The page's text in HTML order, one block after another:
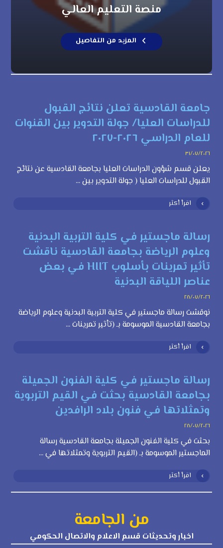
منصة التعليم العالي
المزيد من التفاصيل
جامعة القادسية تعلن نتائج القبول
للدراسات العليا/ جولة التدوير بين القنوات
للعام الدراسي ٢٠٢٦-٢٠٢٧
٣١/٠٧/٢٠٢٦
يعلن قسم شؤون الدراسات العليا بجامعة القادسية عن نتائج
القبول للدراسات العليا ( جولة التدوير بين ...
اقرأ أكثر
رسالة ماجستير في كلية التربية البدنية
وعلوم الرياضة بجامعة القادسية ناقشت
تأثير تمرينات بأسلوب HIIT في بعض
عناصر اللياقة البدنية
٢٨/٠٧/٢٠٢٦
نوقشت رسالة ماجستير في كلية التربية البدنية وعلوم الرياضة
بجامعة القادسية الموسومة بـ (تأثير تمرينات ...
اقرأ أكثر
رسالة ماجستير في كلية الفنون الجميلة
بجامعة القادسية بحثت في القيم التربوية
وتمثلاتها في فنون بلاد الرافدين
٢٨/٠٧/٢٠٢٦
بحثت في كلية الفنون الجميلة بجامعة القادسية رسالة
الماجستير الموسومة بـ (القيم التربوية وتمثلاتها في ...
اقرأ أكثر
من الجامعة
اخبار وتحديثات قسم الاعلام والاتصال الحكومي